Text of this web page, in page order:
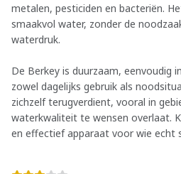
metalen, pesticiden en bacteriën.
smaakvol water, zonder de
waterdruk.
De Berkey is duurzaam, eenvoudig
zowel dagelijks gebruik als
zichzelf terugverdient, vooral in
waterkwaliteit te wensen overlaat.
en effectief apparaat voor wie echt